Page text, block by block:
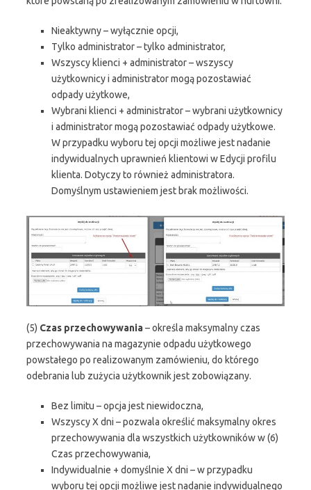
Nieaktywny – wyłącznie opcji,
Tylko administrator – tylko administrator,
Wszyscy klienci + administrator – wszyscy
użytkownicy i administrator mogą pozostawiać
odpady użytkowe,
Wybrani klienci + administrator – wybrani użytkownicy
i administrator mogą pozostawiać odpady użytkowe.
W przypadku wyboru tej opcji możliwe jest nadanie
indywidualnych uprawnień klientowi w Edycji profilu
klienta. Dotyczy to również administratora.
Domyślnym ustawieniem jest brak możliwości.
(5) Czas przechowywania– określa maksymalny czas
przechowywania na magazynie odpadu użytkowego
powstałego po realizowanym zamówieniu, do którego
odebrania lub zużycia użytkownik jest zobowiązany.
Bez limitu – opcja jest niewidoczna,
Wszyscy X dni – pozwala określić maksymalny okres
przechowywania dla wszystkich użytkowników w (6)
Czas przechowywania,
Indywidualnie + domyślnie X dni – w przypadku
wyboru tej opcji możliwe jest nadanie indywidualnego